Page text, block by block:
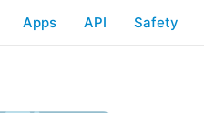
Apps API Safety